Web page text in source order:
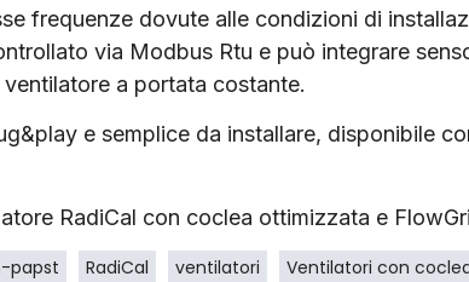
frequenze dovute alle condizioni di
via Modbus Rtu e può integrare
a portata costante.
e semplice da installare, disponibile
RadiCal con coclea ottimizzata e
papst RadiCal ventilatori Ventilatori con